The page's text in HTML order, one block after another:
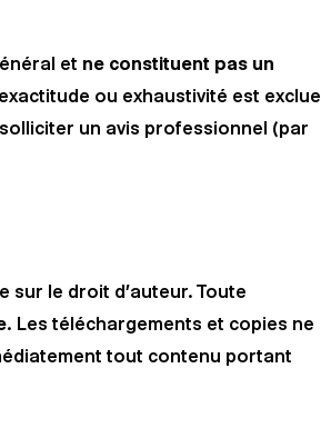
et ne constituent pas un
ou exhaustivité est exclue
un avis professionnel (par
le droit d’auteur. Toute
. Les téléchargements et copies ne
tout contenu portant